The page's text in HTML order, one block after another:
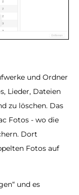
und Ordner
Lieder, Dateien
zu löschen. Das
Fotos - wo die
Dort
Fotos auf
und es